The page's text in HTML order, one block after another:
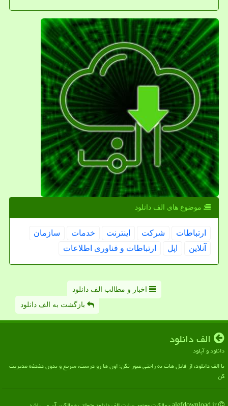
موضوع های الف دانلود
ارتباطات شركت اینترنت خدمات
سازمان
آنلاین
اپل ارتباطات و فناوری اطلاعات
اخبار و مطالب الف دانلود
بازگشت به الف دانلود
الف دانلود
دانلود و آپلود
با الف دانلود، از فایل هات به راحتی عبور نکن؛ اون ها رو درست، سریع و بدون دغدغه مدیریت
کن